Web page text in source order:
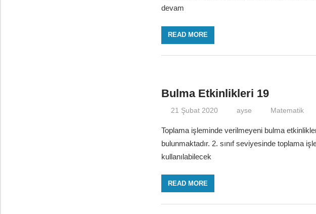
devam
READ MORE
Bulma Etkinlikleri 19
21 Şubat 2020 ayse Matematik
Toplama işleminde verilmeyeni bulma
bulunmaktadır. 2. sınıf seviyesinde toplama
kullanılabilecek
READ MORE